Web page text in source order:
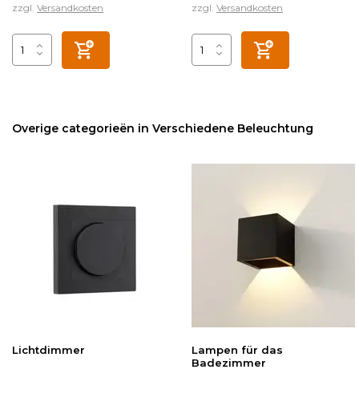
zzgl. Versandkosten
zzgl. Versandkosten
Overige categorieën in Verschiedene Beleuchtung
Lichtdimmer
Lampen für das
Badezimmer